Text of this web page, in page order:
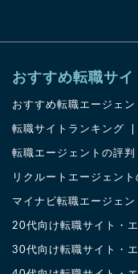
おすすめ転職サイ
おすすめ転職エージェン
転職サイトランキング
転職エージェントの評判
リクルートエージェント
マイナビ転職エージェン
20代向け転職サイト・
30代向け転職サイト・